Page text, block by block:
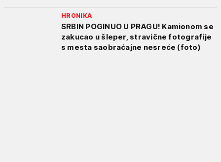
HRONIKA
SRBIN POGINUO U PRAGU! Kamionom se
zakucao u šleper, stravične fotografije
s mesta saobraćajne nesreće (foto)